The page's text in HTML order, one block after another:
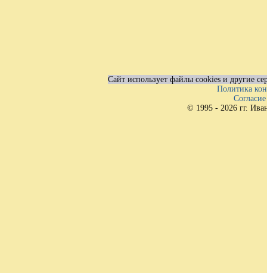
Сайт использует файлы cookies и другие
Политика
© 1995 - 2026 гг.